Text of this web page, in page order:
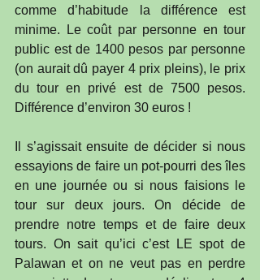
comme d’habitude la différence est
minime. Le coût par personne en tour
public est de 1400 pesos par personne
(on aurait dû payer 4 prix pleins), le prix
du tour en privé est de 7500 pesos.
Différence d’environ 30 euros !
Il s’agissait ensuite de décider si nous
essayions de faire un pot-pourri des îles
en une journée ou si nous faisions le
tour sur deux jours. On décide de
prendre notre temps et de faire deux
tours. On sait qu’ici c’est LE spot de
Palawan et on ne veut pas en perdre